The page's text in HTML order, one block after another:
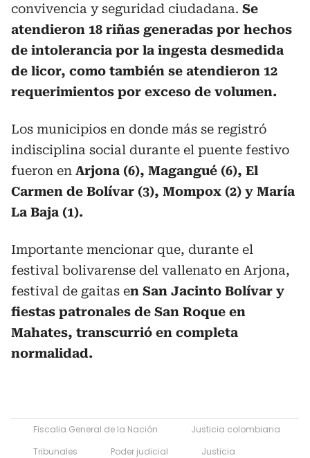
convivencia y seguridad ciudadana. Se
atendieron 18 riñas generadas por hechos
de intolerancia por la ingesta desmedida
de licor, como también se atendieron 12
requerimientos por exceso de volumen.
Los municipios en donde más se registró
indisciplina social durante el puente festivo
fueron en Arjona (6), Magangué (6), El
Carmen de Bolívar (3), Mompox (2) y María
La Baja (1).
Importante mencionar que, durante el
festival bolivarense del vallenato en Arjona,
festival de gaitas en San Jacinto Bolívar y
fiestas patronales de San Roque en
Mahates, transcurrió en completa
normalidad.
Fiscalia General de la Nación
Justicia colombiana
Tribunales
Poder judicial Justicia